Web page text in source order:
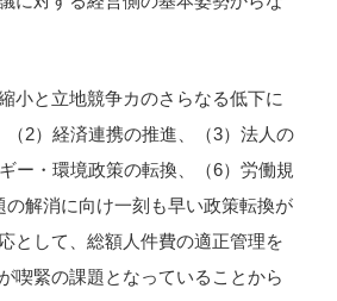
小と立地競争カのさらなる低下に
2）経済連携の推進、（3）法人の
ー・環境政策の転換、（6）労働規
解消に向け一刻も早い政策転換が
として、総額人件費の適正管理を
喫緊の課題となっていることから